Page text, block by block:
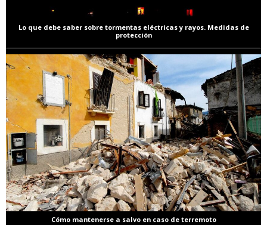
Lo que debe saber sobre tormentas eléctricas y rayos. Medidas de
protección
Cómo mantenerse a salvo en caso de terremoto